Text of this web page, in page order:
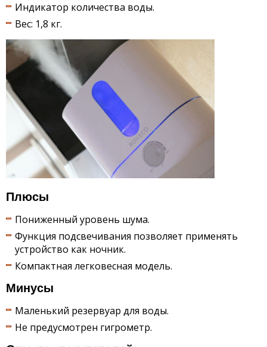
Индикатор количества воды.
Вес: 1,8 кг.
Плюсы
Пониженный уровень шума.
Функция подсвечивания позволяет применять
устройство как ночник.
Компактная легковесная модель.
Минусы
Маленький резервуар для воды.
Не предусмотрен гигрометр.